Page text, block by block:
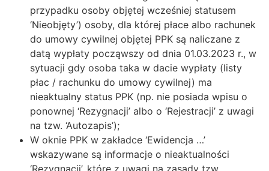
przypadku osoby objętej wcześniej statusem
‘Nieobjęty’) osoby, dla której płace albo rachunek
do umowy cywilnej objętej PPK są naliczane z
datą wypłaty począwszy od dnia 01.03.2023 r., w
sytuacji gdy osoba taka w dacie wypłaty (listy
płac / rachunku do umowy cywilnej) ma
nieaktualny status PPK (np. nie posiada wpisu o
ponownej ‘Rezygnacji’ albo o ‘Rejestracji’ z uwagi
na tzw. ‘Autozapis’);
W oknie PPK w zakładce ‘Ewidencja …’
wskazywane są informacje o nieaktualności
‘Rezygnacji’, które z uwagi na zasady tzw.